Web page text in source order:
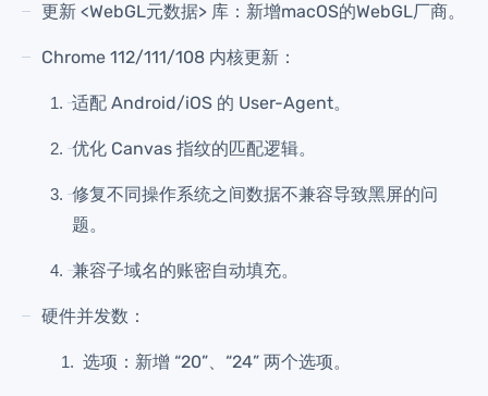
更新 <WebGL元数据> 库：新增macOS的WebGL厂商。
Chrome 112/111/108 内核更新：
适配 Android/iOS 的 User-Agent。
优化 Canvas 指纹的匹配逻辑。
修复不同操作系统之间数据不兼容导致黑屏的问
题。
兼容子域名的账密自动填充。
硬件并发数：
选项：新增 “20”、“24” 两个选项。